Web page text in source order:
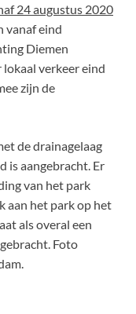
24 augustus 2020
vanaf eind
Diemen
verkeer eind
zijn de
de drainagelaag
is aangebracht. Er
van het park
aan het park op het
als overal een
Foto